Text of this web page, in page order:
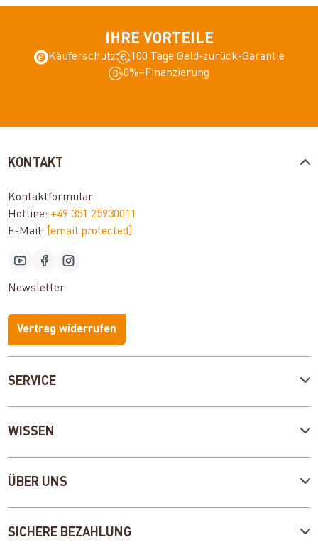
IHRE VORTEILE
Käuferschutz
100 Tage Geld-zurück-Garantie
0%–Finanzierung
SERVICE
WISSEN
ÜBER UNS
KONTAKT
Kontaktformular
Hotline: +49 351 25930011
E-Mail: [email protected]
Newsletter
Vertrag widerrufen
SICHERE BEZAHLUNG